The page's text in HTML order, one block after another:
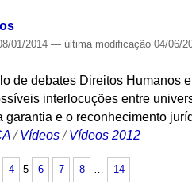
01/2014— última modificação 04/06/
de debates Direitos Humanos
interlocuções entre
garantia e o reconhecimento
/Vídeos /Vídeos 2012
4 5 6 7 8 14